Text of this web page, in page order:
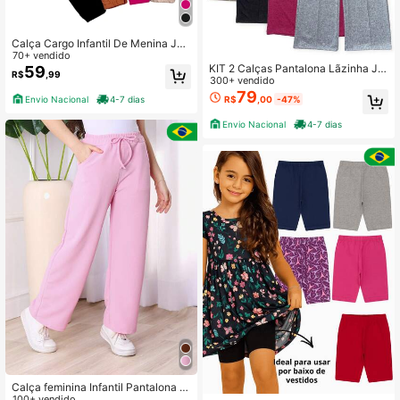
Calça Cargo Infantil De Menina Jog
ger Moda Mini Diva Blogueirinha
70+ vendido
R$59 ,99
Envio Nacional 4-7 dias
Calça feminina Infantil Pantalona el
KIT 2 Calças Pantalona Lãzinha Ju
venil em Confortável para adolesce
ntes Inverno
300+ vendido
R$79 ,00 -47%
Envio Nacional 4-7 dias